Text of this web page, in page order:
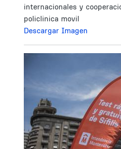
internacionales y
policlinica movil
Descargar Imagen